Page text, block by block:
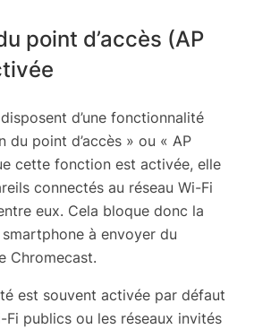
point d’accès (AP
d’une fonctionnalité
du point d’accès » ou « AP
cette fonction est activée, elle
connectés au réseau Wi-Fi
eux. Cela bloque donc la
à envoyer du
Chromecast.
est souvent activée par défaut
Fi publics ou les réseaux invités